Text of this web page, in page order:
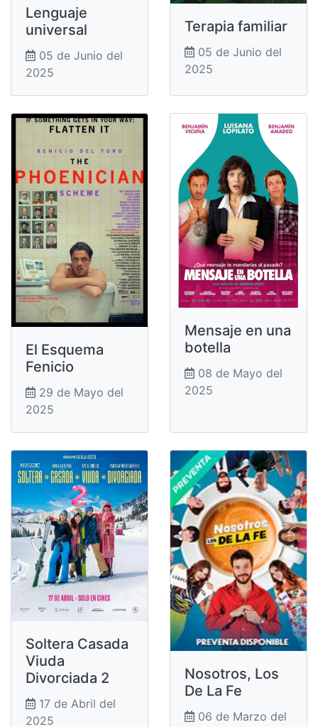
Lenguaje
universal
05 de Junio del
2025
Terapia familiar
05 de Junio del
2025
El Esquema
Fenicio
29 de Mayo del
2025
Mensaje en una
botella
08 de Mayo del
2025
Soltera Casada
Viuda
Divorciada 2
17 de Abril del
2025
Nosotros, Los
De La Fe
06 de Marzo del